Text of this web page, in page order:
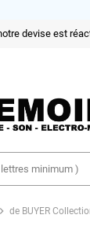
devise est
chevron_right de BUYER